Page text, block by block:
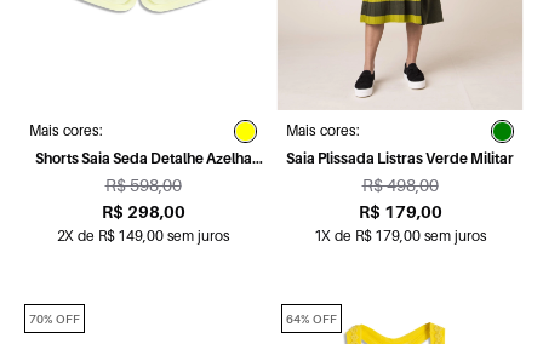
Mais cores:
Shorts Saia Seda Detalhe Azelha
Amarelo Claro
R$ 598,00
R$ 298,00
2X de R$ 149,00 sem juros
Mais cores:
Saia Plissada Listras Verde Militar
R$ 498,00
R$ 179,00
1X de R$ 179,00 sem juros
70% OFF 64% OFF